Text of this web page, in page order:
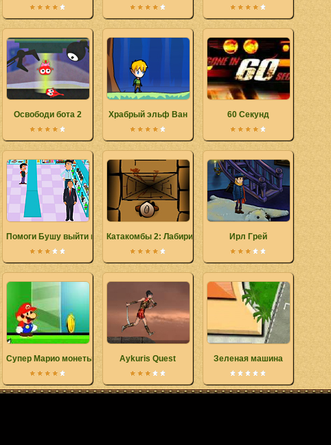
Освободи бота 2 Храбрый эльф Ван 60 Секунд
Помоги Бушу выйти из магазинаКатакомбы 2: Лабиринт смертиИрл Грей
Супер Марио монеты Aykuris Quest Зеленая машина